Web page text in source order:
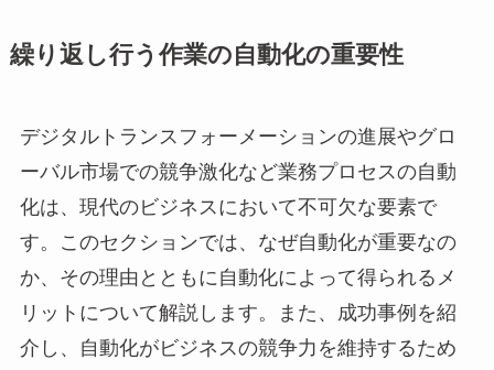
繰り返し行う作業の自動化の重要性
デジタルトランスフォーメーションの進展やグロ
ーバル市場での競争激化など業務プロセスの自動
化は、現代のビジネスにおいて不可欠な要素で
す。このセクションでは、なぜ自動化が重要なの
か、その理由とともに自動化によって得られるメ
リットについて解説します。また、成功事例を紹
介し、自動化がビジネスの競争力を維持するため